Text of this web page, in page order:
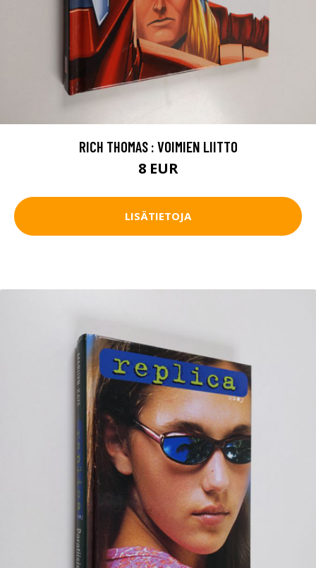
RICH THOMAS : VOIMIEN LIITTO
8 EUR
LISÄTIETOJA